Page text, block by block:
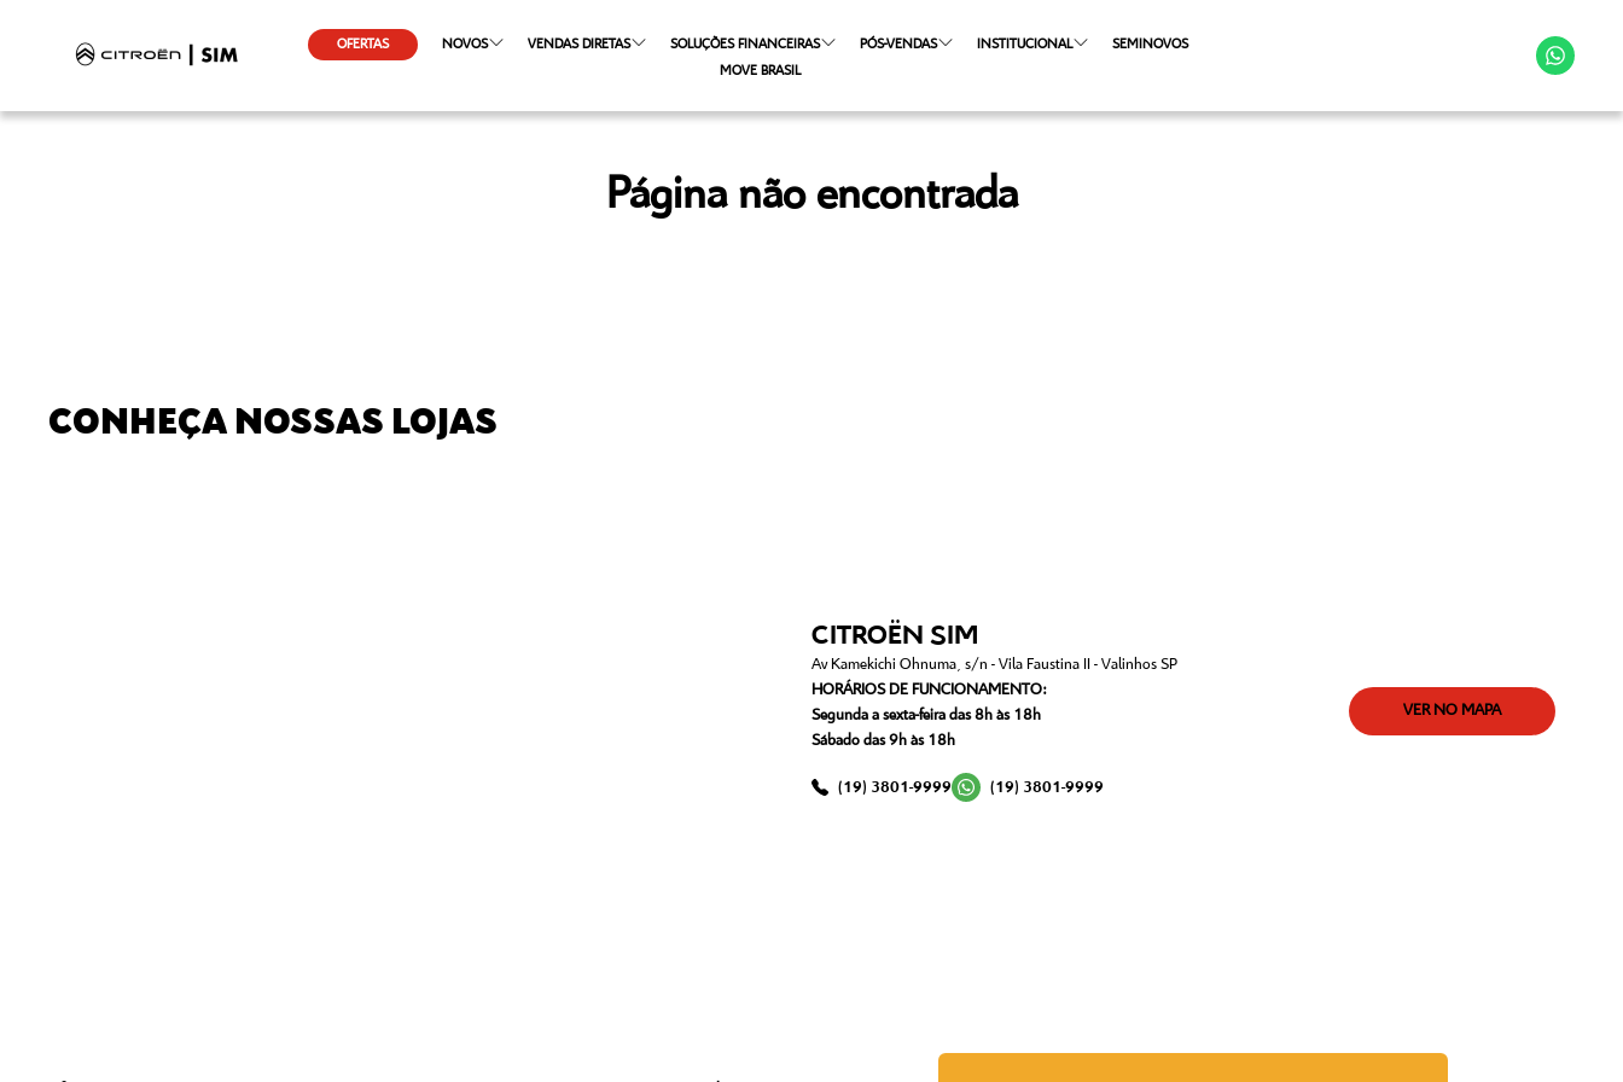
OFERTAS NOVOS VENDAS DIRETAS SOLUÇÕES FINANCEIRAS PÓS-VENDAS INSTITUCIONAL
SEMINOVOS
MOVE BRASIL
Página não encontrada
CONHEÇA NOSSAS LOJAS
CITROËN SIM
Av Kamekichi Ohnuma, s/n - Vila Faustina II - Valinhos SP
HORÁRIOS DE FUNCIONAMENTO:
Segunda a sexta-feira das 8h às 18h
Sábado das 9h às 18h
(19) 3801-9999 (19) 3801-9999
VER NO MAPA